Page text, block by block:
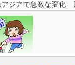
ジアで急激な変化